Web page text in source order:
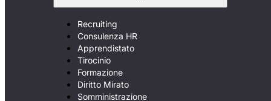
Recruiting
Consulenza HR
Apprendistato
Tirocinio
Formazione
Diritto Mirato
Somministrazione